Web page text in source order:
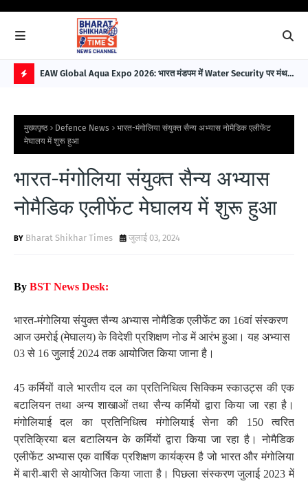
O
P
O
S
S
EAW Global Aqua Expo 2026: भारत मंडपम में Water Security पर मंथन,
मुख्यपृष्ठ Defence News
भारत-मंगोलिया संयुक्त सैन्य अभ्यास नोमैडिक एलीफेंट
मेघालय में शुरू हुआ
भारत-मंगोलिया संयुक्त सैन्य अभ्यास
नोमैडिक एलीफेंट मेघालय में शुरू हुआ
Bharat Shikhar Times जुलाई 03, 2024
By BST News Desk:
भारत-मंगोलिया संयुक्त सैन्य अभ्यास नोमैडिक एलीफेंट का 16वां संस्करण
आज उमरोई (मेघालय) के विदेशी प्रशिक्षण नोड में आरंभ हुआ। यह अभ्यास
03 से 16 जुलाई 2024 तक आयोजित किया जाना है।
45 कर्मियों वाले भारतीय दल का प्रतिनिधित्व सिक्किम स्काउट्स की एक
बटालियन तथा अन्य शाखाओं तथा सैन्य कर्मियों द्वारा किया जा रहा है।
मंगोलियाई दल का प्रतिनिधित्व मंगोलियाई सेना की 150 त्वरित
प्रतिक्रिया बल बटालियन के कर्मियों द्वारा किया जा रहा है। नोमैडिक
एलीफेंट अभ्यास एक वार्षिक प्रशिक्षण कार्यक्रम है जो भारत और मंगोलिया
में बारी-बारी से आयोजित किया जाता है। पिछला संस्करण जुलाई 2023 में